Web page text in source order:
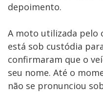
depoimento.
A moto utilizada pelo
está sob custódia
confirmaram que o
seu nome. Até o
não se pronunciou